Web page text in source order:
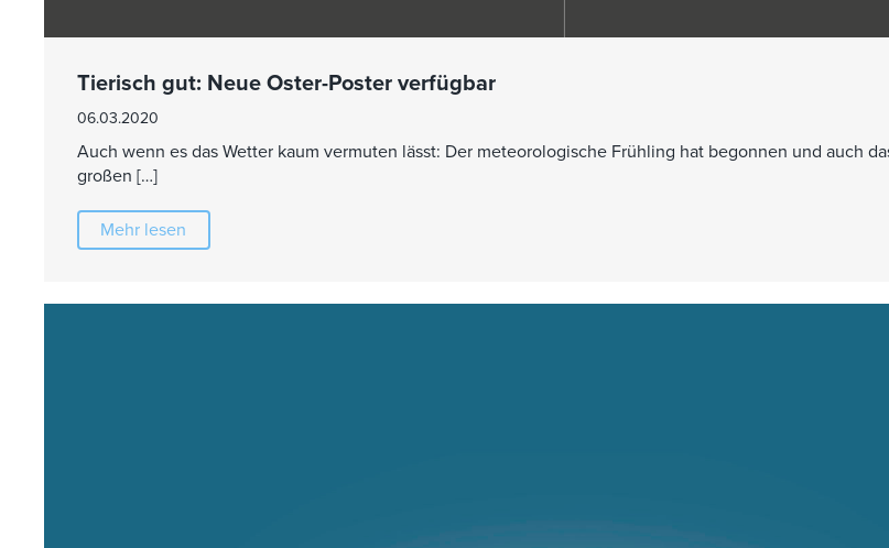
Tierisch gut: Neue Oster-Poster verfügbar
06.03.2020
Auch wenn es das Wetter kaum vermuten lässt: Der meteorologische Frühling hat begonnen und auch
großen […]
Mehr lesen